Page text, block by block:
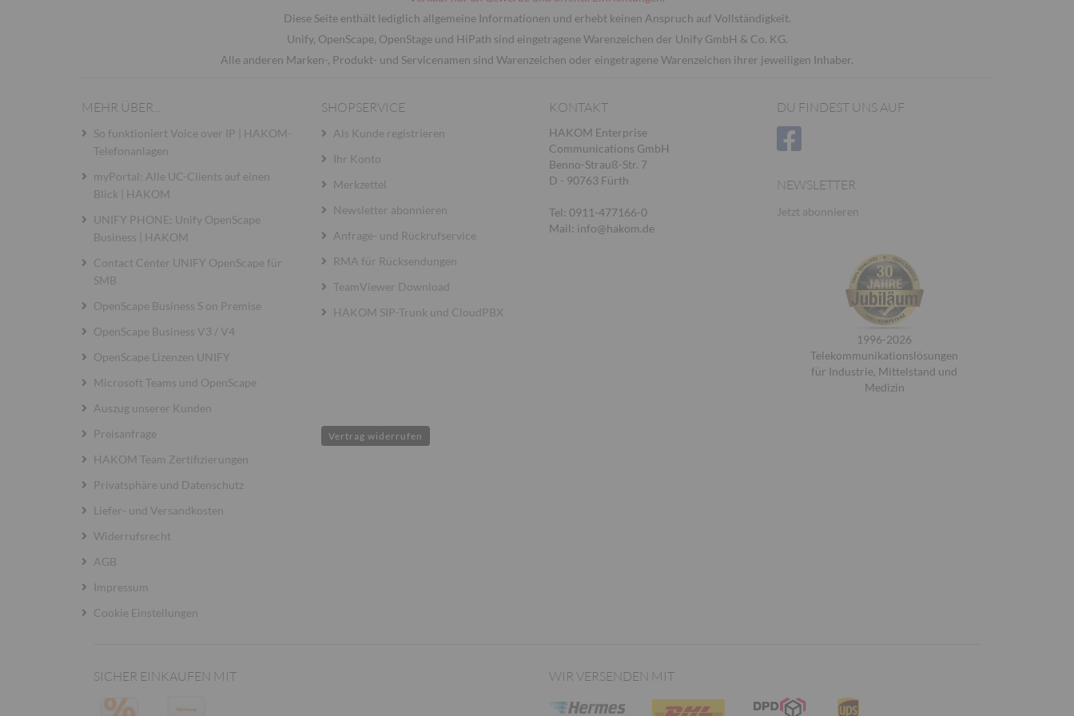
Diese Seite enthält lediglich allgemeine Informationen und erhebt keinen Anspruch auf Vollständigkeit.
Unify, OpenScape, OpenStage und HiPath sind eingetragene Warenzeichen der Unify GmbH & Co. KG.
Alle anderen Marken-, Produkt- und Servicenamen sind Warenzeichen oder eingetragene Warenzeichen ihrer jeweiligen Inhaber.
MEHR ÜBER...
So funktioniert Voice over IP | HAKOM-
Telefonanlagen
myPortal: Alle UC-Clients auf einen
Blick | HAKOM
UNIFY PHONE: Unify OpenScape
Business | HAKOM
Contact Center UNIFY OpenScape für
SMB
OpenScape Business S on Premise
OpenScape Business V3 / V4
OpenScape Lizenzen UNIFY
Microsoft Teams und OpenScape
Auszug unserer Kunden
Preisanfrage
HAKOM Team Zertifizierungen
Privatsphäre und Datenschutz
Liefer- und Versandkosten
Widerrufsrecht
AGB
Impressum
Cookie Einstellungen
SHOPSERVICE
Als Kunde registrieren
Ihr Konto
Merkzettel
Newsletter abonnieren
Anfrage- und Rückrufservice
RMA für Rücksendungen
TeamViewer Download
HAKOM SIP-Trunk und CloudPBX
KONTAKT
HAKOM Enterprise
Communications GmbH
Benno-Strauß-Str. 7
D - 90763 Fürth
Tel: 0911-477166-0
Mail: info@hakom.de
DU FINDEST UNS AUF
NEWSLETTER
Jetzt abonnieren
1996-2026
Telekommunikationslösungen
für Industrie, Mittelstand und
Medizin
Vertrag widerrufen
SICHER EINKAUFEN MIT WIR VERSENDEN MIT